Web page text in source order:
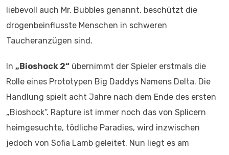
liebevoll auch Mr. Bubbles genannt, beschützt die
drogenbeinflusste Menschen in schweren
Taucheranzügen sind.
In „Bioshock 2“ übernimmt der Spieler erstmals die
Rolle eines Prototypen Big Daddys Namens Delta. Die
Handlung spielt acht Jahre nach dem Ende des ersten
„Bioshock“. Rapture ist immer noch das von Splicern
heimgesuchte, tödliche Paradies, wird inzwischen
jedoch von Sofia Lamb geleitet. Nun liegt es am